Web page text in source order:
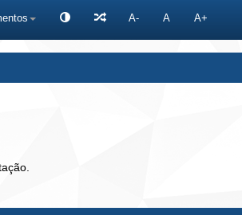
A- A A+